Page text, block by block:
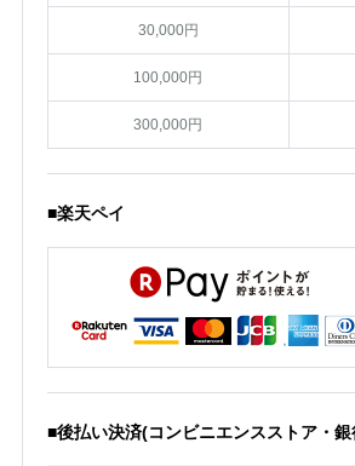
30,000円
100,000円
300,000円
■楽天ペイ
■後払い決済(コンビニエンスストア・銀